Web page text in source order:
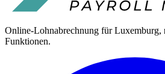
Online-Lohnabrechnung für Luxemburg,
Funktionen.